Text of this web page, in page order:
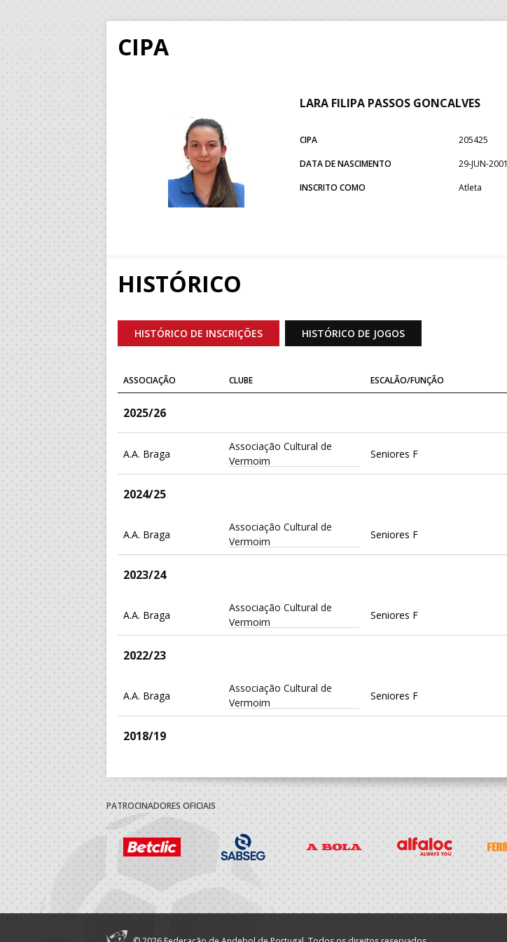
CIPA
LARA FILIPA PASSOS GONCALVES
CIPA
205425
DATA DE NASCIMENTO
29-JUN-2001
INSCRITO COMO
Atleta
HISTÓRICO
HISTÓRICO DE INSCRIÇÕES HISTÓRICO DE JOGOS
ASSOCIAÇÃO CLUBE ESCALÃO/FUNÇÃO
2025/26
A.A. Braga
Associação Cultural de
Vermoim
Seniores F
2024/25
A.A. Braga
Associação Cultural de
Vermoim
Seniores F
2023/24
A.A. Braga
Associação Cultural de
Vermoim
Seniores F
2022/23
A.A. Braga
Associação Cultural de
Vermoim
Seniores F
2018/19
A.A. Braga
Vermoim
Juniores F / Seniores F
2017/18
A.A. Braga
Associação Cultural de
Vermoim
Juvenis F / Juniores F
2016/17
A.A. Braga Juvenis F / Juniores F
PATROCINADORES OFICIAIS